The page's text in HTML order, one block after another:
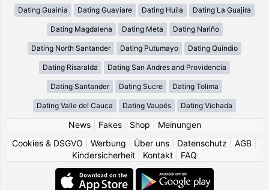
Dating Guainia Dating Guaviare Dating Huila Dating La Guajira
Dating Magdalena Dating Meta Dating Nariño
Dating North Santander Dating Putumayo Dating Quindio
Dating Risaralda Dating San Andres and Providencia
Dating Santander Dating Sucre Dating Tolima
Dating Valle del Cauca Dating Vaupés Dating Vichada
News| Fakes| Shop
Meinungen
Cookies & DSGVO
Werbung Über uns Datenschutz AGB
Kindersicherheit
Kontakt FAQ